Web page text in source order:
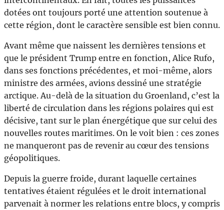
dotées ont toujours porté une attention soutenue à
cette région, dont le caractère sensible est bien connu.
Avant même que naissent les dernières tensions et
que le président Trump entre en fonction, Alice Rufo,
dans ses fonctions précédentes, et moi-même, alors
ministre des armées, avions dessiné une stratégie
arctique. Au-delà de la situation du Groenland, c’est la
liberté de circulation dans les régions polaires qui est
décisive, tant sur le plan énergétique que sur celui des
nouvelles routes maritimes. On le voit bien : ces zones
ne manqueront pas de revenir au cœur des tensions
géopolitiques.
Depuis la guerre froide, durant laquelle certaines
tentatives étaient régulées et le droit international
parvenait à normer les relations entre blocs, y compris